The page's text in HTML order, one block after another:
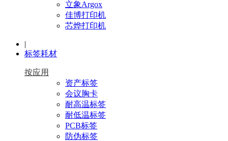
立象Argox
佳博打印机
芯烨打印机
|
标签耗材
按应用
资产标签
会议胸卡
耐高温标签
耐低温标签
PCB标签
防伪标签